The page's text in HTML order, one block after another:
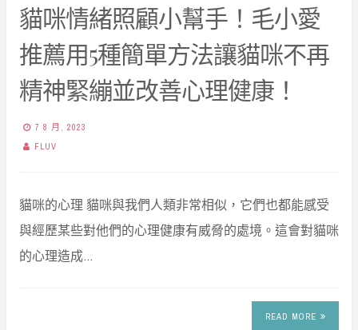
貓咪情緒照顧小幫手！毛小愛
推薦用5種簡單方法讓貓咪不再
精神緊繃並改善心理健康！
7 8 月, 2023
FLUV
貓咪的心理 貓咪與我們人類非常相似，它們也都能感受
與經歷某些對他們的心理健康有威脅的處境。這會對貓咪
的心理造成…
READ MORE